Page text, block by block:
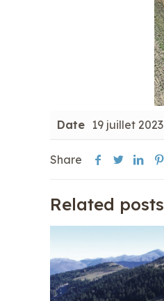
Date 19 juillet 2023
Share
Related posts